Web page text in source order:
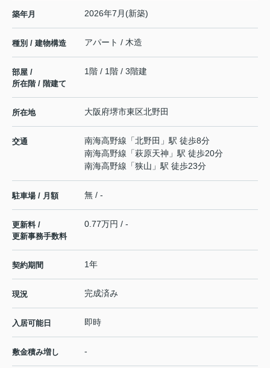
築年月 2026年7月(新築)
種別 / 建物構造 アパート / 木造
部屋 /
所在階 / 階建て
1階 / 1階 / 3階建
所在地 大阪府堺市東区北野田
交通 南海高野線 「北野田 」駅 徒歩8分
南海高野線 「萩原天神 」駅 徒歩20分
南海高野線 「狭山 」駅 徒歩23分
駐車場 / 月額 無 / -
更新料 /
更新事務手数料
0.77万円 / -
契約期間 1年
現況 完成済み
入居可能日 即時
敷金積み増し -